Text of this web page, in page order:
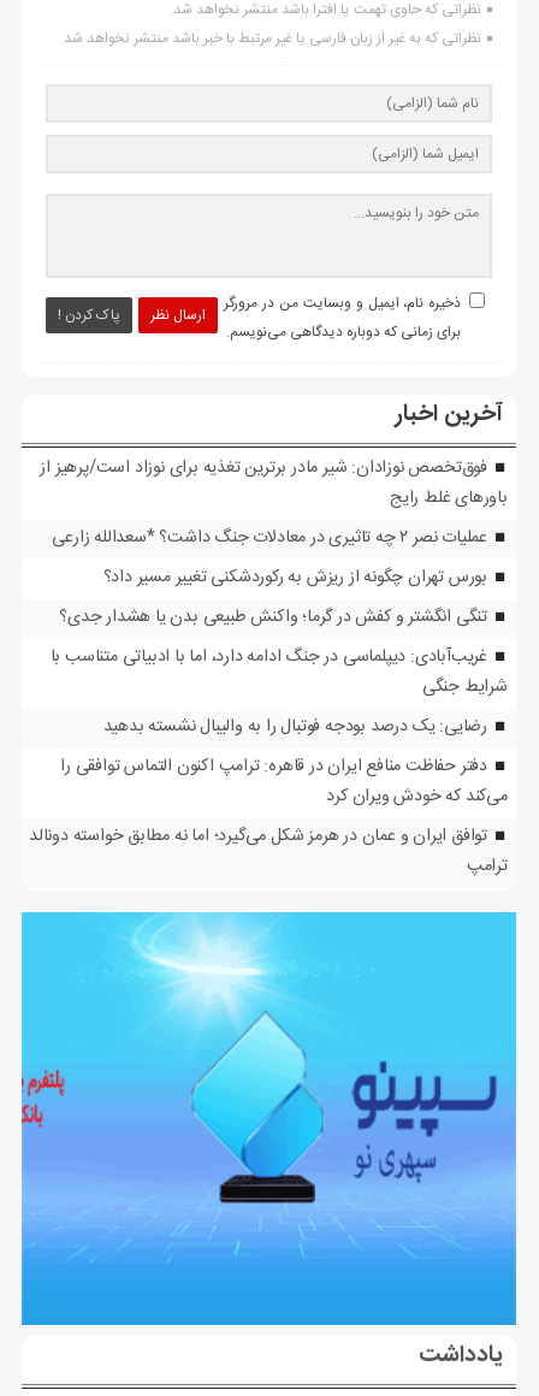
نظراتی که حاوی تهمت یا افترا باشد منتشر نخواهد شد.
نظراتی که به غیر از زبان فارسی یا غیر مرتبط با خبر باشد منتشر نخواهد شد.
ارسال نظر پاک کردن !
ذخیره نام، ایمیل و وبسایت من در مرورگر
برای زمانی که دوباره دیدگاهی می‌نویسم.
آخرین اخبار
فوق‌تخصص نوزادان: شیر مادر برترین تغذیه برای نوزاد است/پرهیز از
باورهای غلط رایج
عملیات نصر ۲ چه تاثیری در معادلات جنگ داشت؟ *سعدالله زارعی
بورس تهران چگونه از ریزش به رکوردشکنی تغییر مسیر داد؟
تنگی انگشتر و کفش در گرما؛ واکنش طبیعی بدن یا هشدار جدی؟
غریب‌آبادی: دیپلماسی در جنگ ادامه دارد، اما با ادبیاتی متناسب با
شرایط جنگی
رضایی: یک درصد بودجه فوتبال را به والیبال نشسته بدهید
دفتر حفاظت منافع ایران در قاهره: ترامپ اکنون التماس توافقی را
می‌کند که خودش ویران کرد
توافق ایران و عمان در هرمز شکل می‌گیرد؛ اما نه مطابق خواسته دونالد
ترامپ
یادداشت